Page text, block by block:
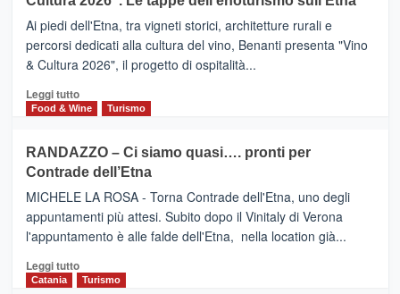
Alcantara
nei
primi
nella
classifica
SAN
DOMENICO
PALACE
TAORMINA,
UN
HOTEL
FOUR
IL
NUOVO
SUMMER
CLUB
Ai piedi dell'Etna, tra vigneti storici, architetture rurali e
percorsi dedicati alla cultura del vino, Benanti presenta "Vino
& Cultura 2026", il progetto di ospitalità...
Leggi tuttoLeggi
di
VIAGRANDE
(Ct)
–
Benanti
presenta
“Vino
&
Cultura
Food & Wine Turismo
RANDAZZO – Ci siamo quasi…. pronti per
Contrade dell’Etna
MICHELE LA ROSA - Torna Contrade dell'Etna, uno degli
appuntamenti più attesi. Subito dopo il Vinitaly di Verona
l'appuntamento è alle falde dell'Etna, nella location già...
Leggi tuttoLeggi
di
Catania Turismo